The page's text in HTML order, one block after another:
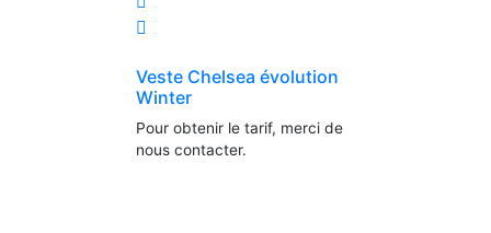
Veste Chelsea évolution
Winter
Pour obtenir le tarif, merci de
nous contacter.